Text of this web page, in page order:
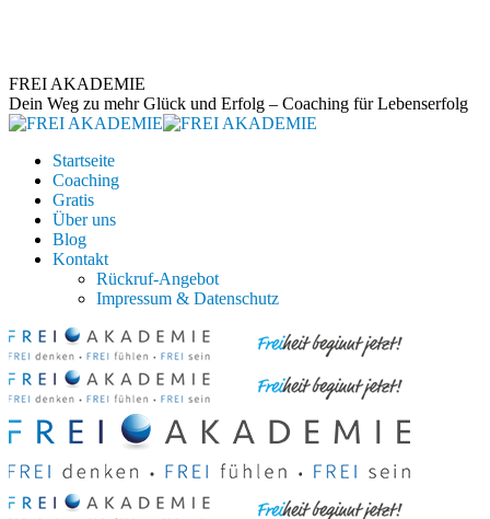
FREI AKADEMIE
Dein Weg zu mehr Glück und Erfolg – Coaching für Lebenserfolg
Startseite
Coaching
Gratis
Über uns
Blog
Kontakt
Rückruf-Angebot
Impressum & Datenschutz